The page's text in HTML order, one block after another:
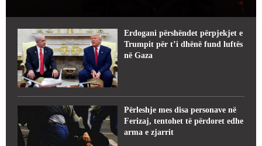
Erdogani përshëndet përpjekjet e
Trumpit për t’i dhënë fund luftës
në Gaza
Përleshje mes disa personave në
Ferizaj, tentohet të përdoret edhe
arma e zjarrit